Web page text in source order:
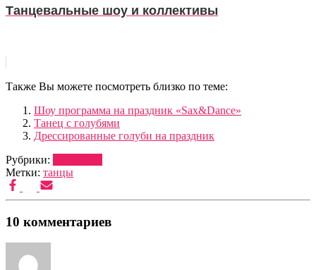
Танцевальные шоу и коллективы
Также Вы можете посмотреть близко по теме:
Шоу программа на праздник «Sax&Dance»
Танец с голубями
Дрессированные голуби на праздник
Рубрики:
Метки: танцы
10 комментариев